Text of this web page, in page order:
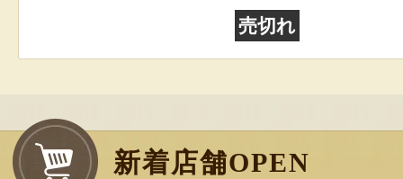
売切れ
シヒカリ（特別
発送時期：10月下
新着店舗OPEN